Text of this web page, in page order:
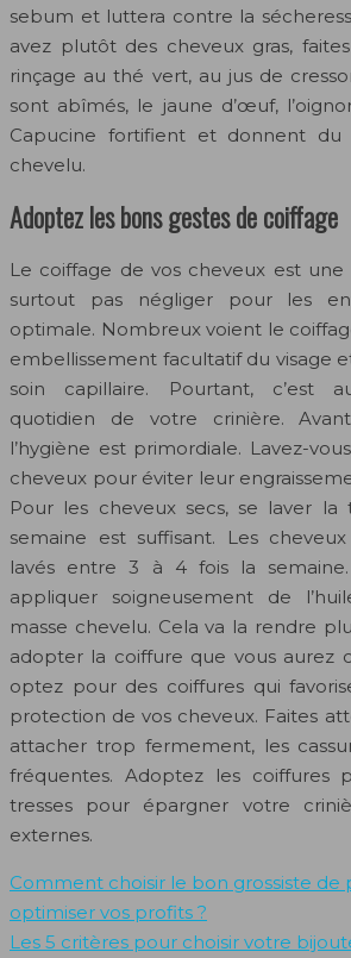
sebum et luttera contre la
avez plutôt des cheveux gras,
rinçage au thé vert, au jus de
sont abîmés, le jaune d’œuf,
Capucine fortifient et donnent du
chevelu.
Adoptez les bons gestes de coiffage
Le coiffage de vos cheveux est
surtout pas négliger pour les
optimale. Nombreux voient le
embellissement facultatif du visage
soin capillaire. Pourtant, c’est
quotidien de votre crinière.
l’hygiène est primordiale. Lavez-
cheveux pour éviter leur
Pour les cheveux secs, se laver
semaine est suffisant. Les
lavés entre 3 à 4 fois la
appliquer soigneusement de
masse chevelu. Cela va la rendre
adopter la coiffure que vous aurez
optez pour des coiffures qui
protection de vos cheveux. Faites
attacher trop fermement, les
fréquentes. Adoptez les coiffures
tresses pour épargner votre
externes.
Comment choisir le bon grossiste de
optimiser vos profits ?
Les 5 critères pour choisir votre